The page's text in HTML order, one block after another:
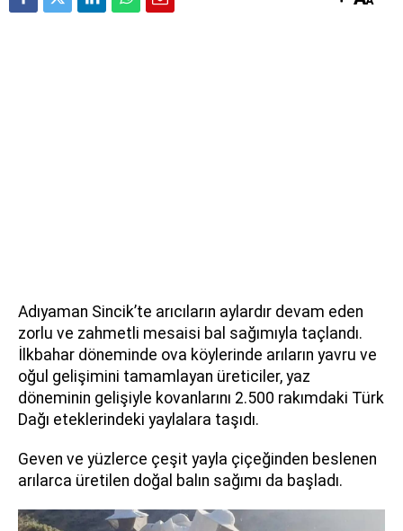
Adıyaman Sincik’te arıcıların aylardır devam eden
zorlu ve zahmetli mesaisi bal sağımıyla taçlandı.
İlkbahar döneminde ova köylerinde arıların yavru ve
oğul gelişimini tamamlayan üreticiler, yaz
döneminin gelişiyle kovanlarını 2.500 rakımdaki Türk
Dağı eteklerindeki yaylalara taşıdı.
Geven ve yüzlerce çeşit yayla çiçeğinden beslenen
arılarca üretilen doğal balın sağımı da başladı.